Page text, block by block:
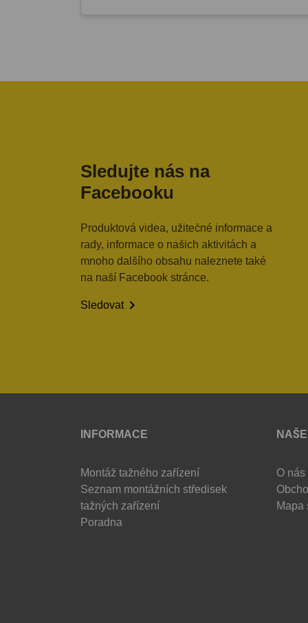
Sledujte nás na
Facebooku
Produktová videa, užitečné informace a
rady, informace o našich aktivitách a
mnoho dalšího obsahu naleznete také
na naší Facebook stránce.
Sledovat
INFORMACE
Montáž tažného zařízení
Seznam montážních středisek
tažných zařízení
Poradna
O nás
Mapa